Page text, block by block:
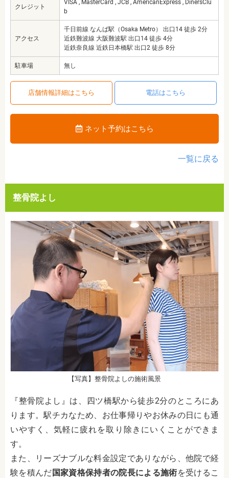
クレジット
VISA , MasterCard , JCB , AmericanExpress , DinersClu
b
アクセス
千日前線 なんば駅（Osaka Metro） 出口14 徒歩 2分
近鉄難波線 大阪難波駅 出口14 徒歩 4分
近鉄奈良線 近鉄日本橋駅 出口2 徒歩 8分
駐車場 無し
店舗情報詳細はこちら 電話はこちら
ネット予約はこちら
一覧に戻る
整骨院よし
【写真】整骨院よしの施術風景
『整骨院よし』は、四ツ橋駅から徒歩2分のところにあ
ります。駅チカなため、お仕事帰りやお休みの日にも通
いやすく、気軽に疲れを取り除きにいくことができま
す。
また、リーズナブルな料金設定でありながら、他院で経
験を積んだ 国家資格保持者の院長による施術を受けるこ